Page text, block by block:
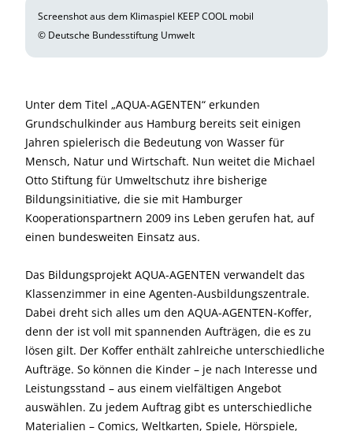
Screenshot aus dem Klimaspiel KEEP COOL mobil
© Deutsche Bundesstiftung Umwelt
Unter dem Titel „AQUA-AGENTEN“ erkunden
Grundschulkinder aus Hamburg bereits seit einigen
Jahren spielerisch die Bedeutung von Wasser für
Mensch, Natur und Wirtschaft. Nun weitet die Michael
Otto Stiftung für Umweltschutz ihre bisherige
Bildungsinitiative, die sie mit Hamburger
Kooperationspartnern 2009 ins Leben gerufen hat, auf
einen bundesweiten Einsatz aus.
Das Bildungsprojekt AQUA-AGENTEN verwandelt das
Klassenzimmer in eine Agenten-Ausbildungszentrale.
Dabei dreht sich alles um den AQUA-AGENTEN-Koffer,
denn der ist voll mit spannenden Aufträgen, die es zu
lösen gilt. Der Koffer enthält zahlreiche unterschiedliche
Aufträge. So können die Kinder – je nach Interesse und
Leistungsstand – aus einem vielfältigen Angebot
auswählen. Zu jedem Auftrag gibt es unterschiedliche
Materialien – Comics, Weltkarten, Spiele, Hörspiele,